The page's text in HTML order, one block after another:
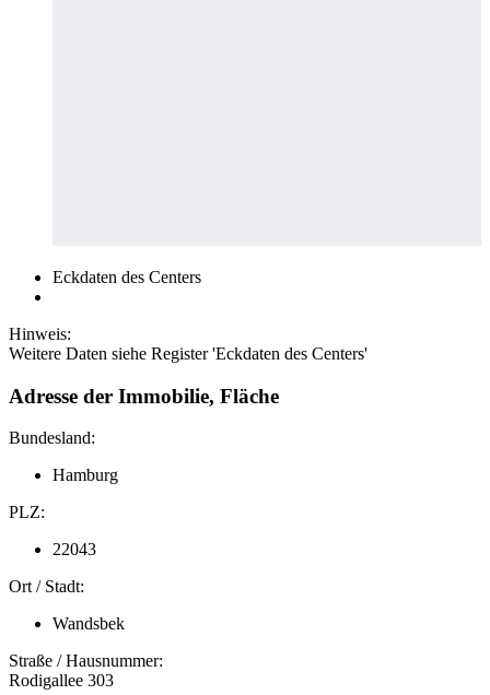
Eckdaten des Centers
Hinweis:
Weitere Daten siehe Register 'Eckdaten des Centers'
Adresse der Immobilie, Fläche
Bundesland:
Hamburg
PLZ:
22043
Ort / Stadt:
Wandsbek
Straße / Hausnummer:
Rodigallee 303